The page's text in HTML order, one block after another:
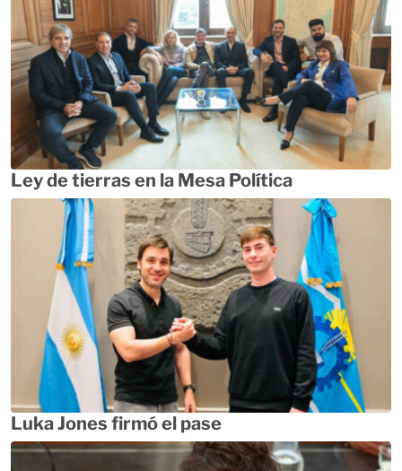
Ley de tierras en la Mesa Política
Luka Jones firmó el pase